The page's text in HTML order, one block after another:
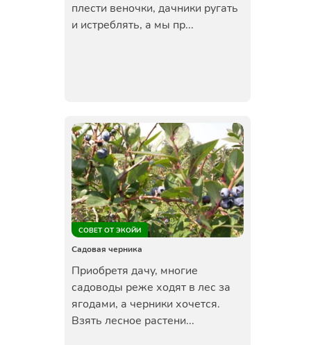
плести веночки, дачники ругать
и истреблять, а мы пр...
СОВЕТ ОТ ЭКОЙИ
Садовая черника
Приобретя дачу, многие
садоводы реже ходят в лес за
ягодами, а черники хочется.
Взять лесное растени...